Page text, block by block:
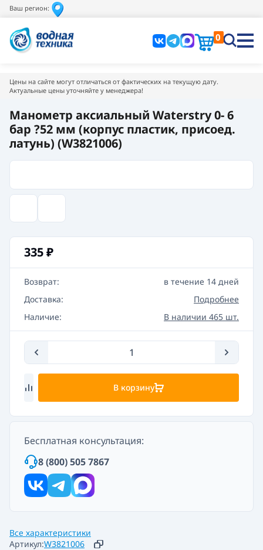
Ваш регион:
0
Цены на сайте могут отличаться от фактических на текущую дату.
Актуальные цены уточняйте у менеджера!
Манометр аксиальный Waterstry 0- 6
бар ?52 мм (корпус пластик, присоед.
латунь) (W3821006)
Артикул:W3821006
Все характеристики
335₽
Возврат:
в течение 14 дней
Доставка:
Подробнее
Наличие:
В наличии 465 шт.
В корзину
Бесплатная консультация:
8 (800) 505 7867